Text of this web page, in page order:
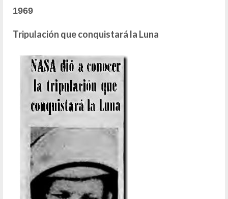
1969
Tripulación que conquistará la Luna